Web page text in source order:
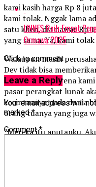
kami kasih harga Rp 8
kami tolak. Nggak lama
satu klien, dia nawar Rp
yang sama. Ya, kami
Walaupun masih
Dev tidak bisa
murah hanya karena
pasar perangkat lunak
kecintaanya pada dunia
orang tuanya yang juga
”Mereka itu anutanku.
untuk bangkit lagi
ketika krisis moneter
Dev. Bahkan sempat
merasa belum sanggup
UNNES Raih Empat
Ormawa 2025
Click to comment
Leave a Reply
Your email address will
marked*
Comment*